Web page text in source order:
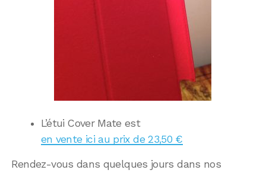
L’étui Cover Mate est
en vente ici au prix de 23,50 €
Rendez-vous dans quelques jours dans nos